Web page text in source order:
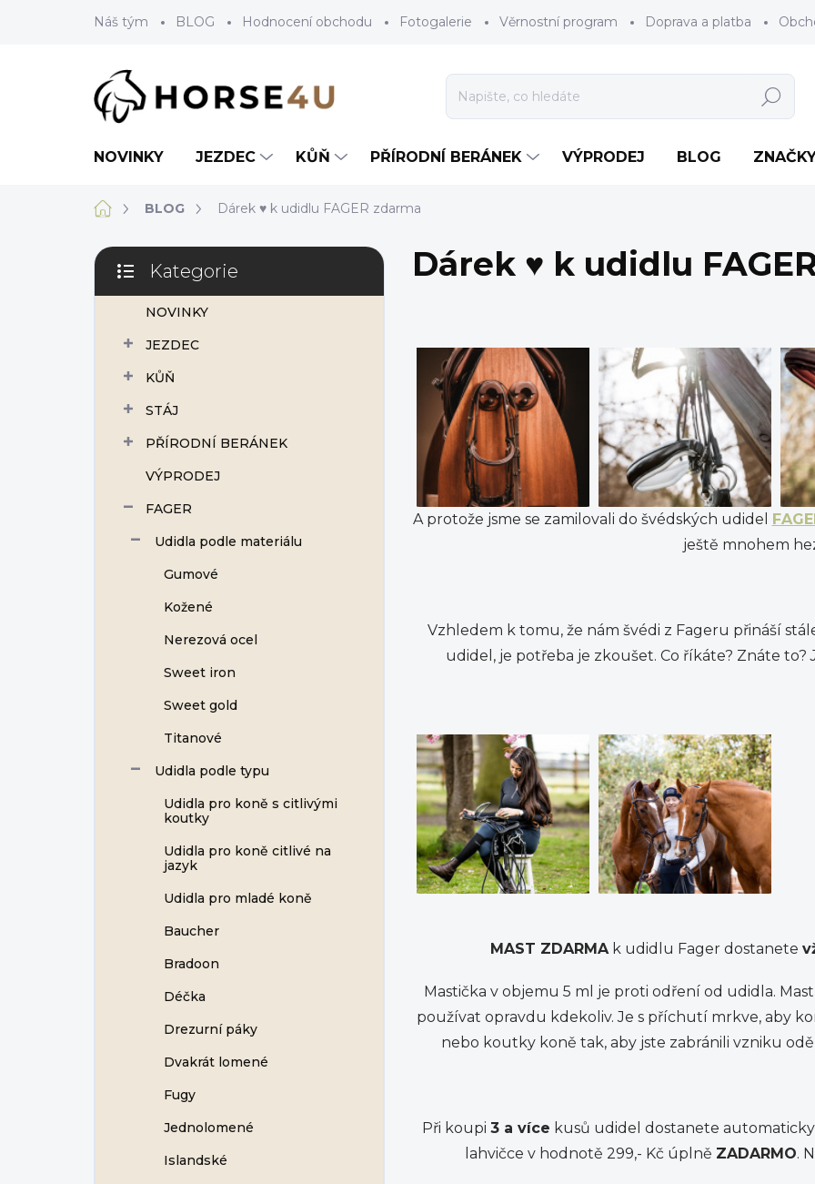
Náš tým BLOG Hodnocení obchodu Fotogalerie Věrnostní program Doprava a platba
Hledat
NOVINKY JEZDEC KŮŇ PŘÍRODNÍ BERÁNEK VÝPRODEJ BLOG
DomůBLOG Dárek ♥ k udidlu FAGER zdarma
P
s
Přeskočit
kategorie
Kategorie
NOVINKY
JEZDEC
KŮŇ
STÁJ
PŘÍRODNÍ BERÁNEK
VÝPRODEJ
FAGER
Udidla podle materiálu
Gumové
Kožené
Nerezová ocel
Sweet iron
Sweet gold
Titanové
Udidla podle typu
Udidla pro koně s citlivými
koutky
Udidla pro koně citlivé na
jazyk
Udidla pro mladé koně
Baucher
Bradoon
Déčka
Drezurní páky
Dvakrát lomené
Fugy
Jednolomené
Islandské
Dárek ♥ k udidlu
A protože jsme se zamilovali do švédských udidel
ještě mnohem
Vzhledem k tomu, že nám švédi z Fageru přináší
udidel, je potřeba je zkoušet. Co říkáte? Znáte to?
MAST ZDARMAk udidlu Fager dostanete
Mastička v objemu 5 ml je proti odření od udidla.
používat opravdu kdekoliv. Je s příchutí mrkve, aby
nebo koutky koně tak, aby jste zabránili vzniku
Při koupi 3 a více kusů udidel dostanete automaticky
lahvičce v hodnotě 299,- Kč úplně ZADARMO.